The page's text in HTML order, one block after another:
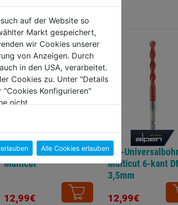
HM-Universalbohrer
Multicut
12,99€
HM-
Multicut 6-kant
3,5mm
12,99€
auf der Website so
Markt gespeichert,
wir Cookies unserer
von Anzeigen. Durch
in den USA, verarbeitet.
Cookies zu. Unter "Details
Konfigurieren"
nicht.
Alle Cookies erlauben